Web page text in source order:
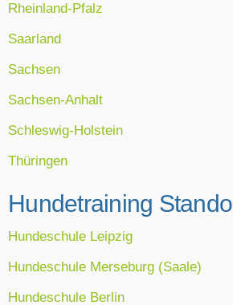
Rheinland-Pfalz
Saarland
Sachsen
Sachsen-Anhalt
Schleswig-Holstein
Thüringen
Hundetraining
Hundeschule Leipzig
Hundeschule Merseburg (Saale)
Hundeschule Berlin